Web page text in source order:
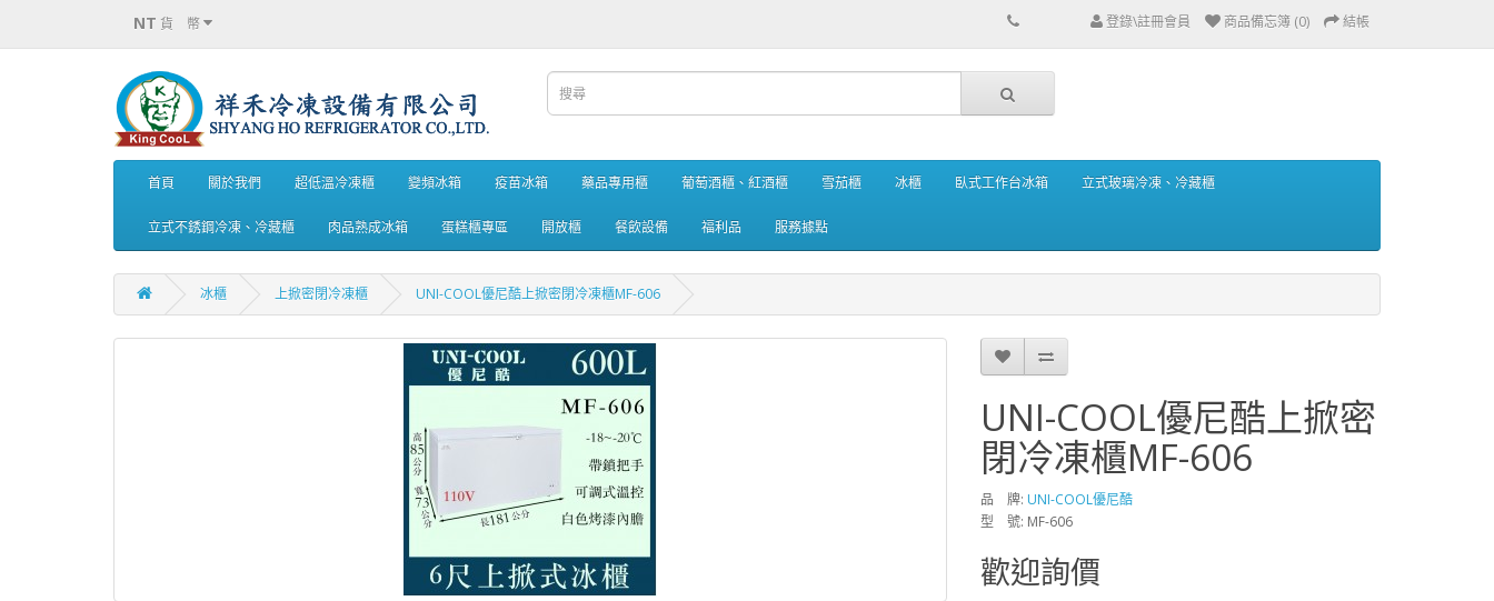
NT 貨 幣 登錄\註冊會員 商品備忘簿 (0) 結帳
首頁 關於我們 超低溫冷凍櫃 變頻冰箱 疫苗冰箱 藥品專用櫃 葡萄酒櫃、紅酒櫃 雪茄櫃 冰櫃 臥式工作台冰箱 立式玻璃冷凍、冷藏櫃
立式不銹鋼冷凍、冷藏櫃 肉品熟成冰箱 蛋糕櫃專區 開放櫃 餐飲設備 福利品 服務據點
冰櫃 上掀密閉冷凍櫃 UNI-COOL優尼酷上掀密閉冷凍櫃MF-606
UNI-COOL優尼酷上掀密
閉冷凍櫃MF-606
品 牌: UNI-COOL優尼酷
型 號: MF-606
歡迎詢價